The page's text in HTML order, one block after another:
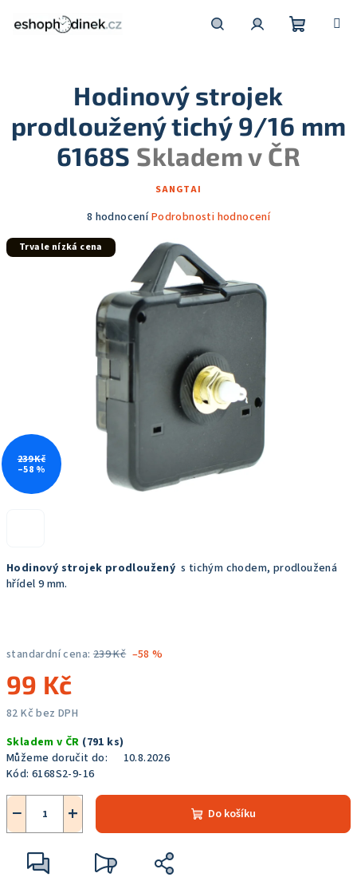
Hodinový strojek prodloužený s tichým chodem, prodloužená
hřídel 9 mm.
standardní cena: 239 Kč –58 %
99 Kč
82 Kč bez DPH
cena:
Skladem v ČR (791 ks)
Můžeme doručit do:
10.8.2026
Kód: 6168S2-9-16
+
− Do košíku
Hodinový strojek
prodloužený tichý 9/16 mm
6168S Skladem v ČR
SANGTAI
Průměrné
produktu
hvězdiček.
8 hodnoceníPodrobnosti hodnocení
Trvale nízká cena
239 Kč
–58 %